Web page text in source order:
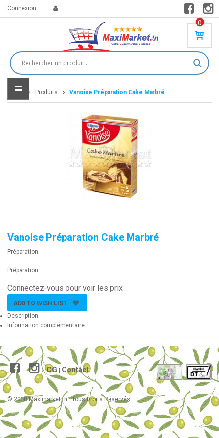
Connexion
0
PR
DU
IT(
S)
Home Produits Vanoise Préparation Cake Marbré
Vanoise Préparation Cake Marbré
Préparation
Préparation
Connectez-vous pour voir les prix
ADD TO WISH LIST
Description
Information complémentaire
CG Contact
© 2018 Maximarket.tn . Tous Droits Réservés.